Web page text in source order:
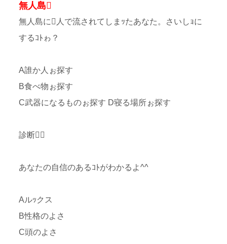
無人島
無人島に人で流されてしまｯたあなた。さいしｮに
するｺﾄゎ？
A誰か人ぉ探す
B食べ物ぉ探す
C武器になるものぉ探す D寝る場所ぉ探す
診断
あなたの自信のあるｺﾄがわかるよ^^
Aルｯクス
B性格のよさ
C頭のよさ